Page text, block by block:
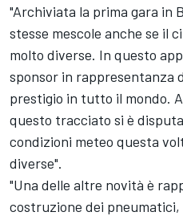
"Archiviata la prima gara in
stesse mescole anche se il
molto diverse. In questo
sponsor in rappresentanza
prestigio in tutto il mondo.
questo tracciato si è
condizioni meteo questa
diverse".
"Una delle altre novità è
costruzione dei